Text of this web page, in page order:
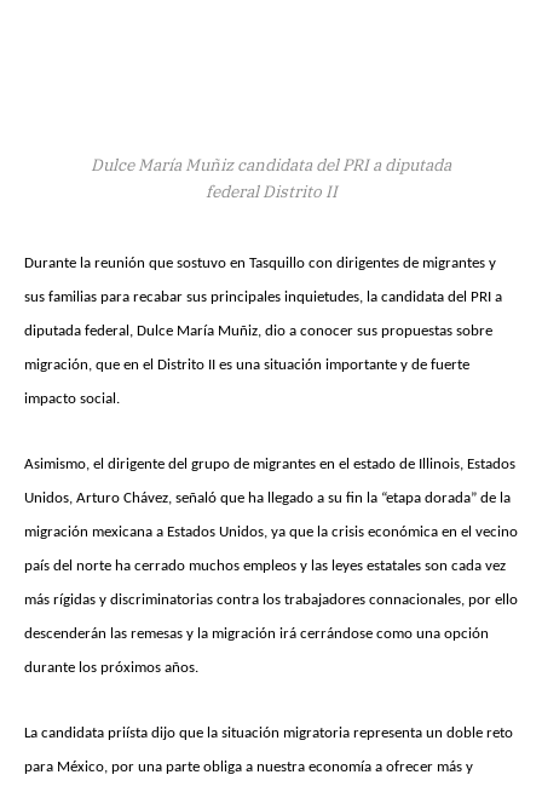
Dulce María Muñiz candidata del PRI a diputada
federal Distrito II
Durante la reunión que sostuvo en Tasquillo con dirigentes de migrantes y
sus familias para recabar sus principales inquietudes, la candidata del PRI a
diputada federal, Dulce María Muñiz, dio a conocer sus propuestas sobre
migración, que en el Distrito II es una situación importante y de fuerte
impacto social.
Asimismo, el dirigente del grupo de migrantes en el estado de Illinois, Estados
Unidos, Arturo Chávez, señaló que ha llegado a su fin la “etapa dorada” de la
migración mexicana a Estados Unidos, ya que la crisis económica en el vecino
país del norte ha cerrado muchos empleos y las leyes estatales son cada vez
más rígidas y discriminatorias contra los trabajadores connacionales, por ello
descenderán las remesas y la migración irá cerrándose como una opción
durante los próximos años.
La candidata priísta dijo que la situación migratoria representa un doble reto
para México, por una parte obliga a nuestra economía a ofrecer más y